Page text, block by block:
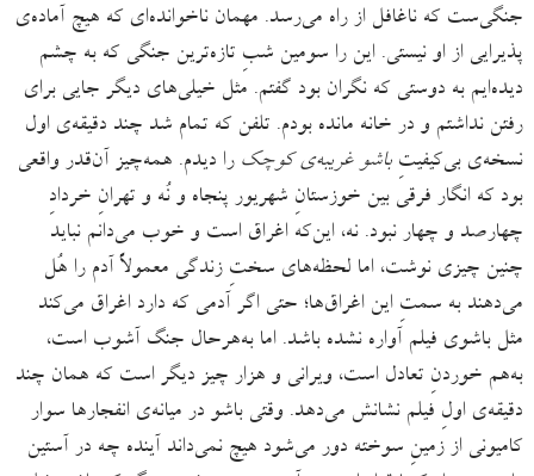
جنگی‌ست که ناغافل از راه می‌رسد. مهمان ناخوانده‌ای که هیچ آماده‌ی
پذیرایی از او نیستی. این را سومین شبِ تازه‌ترین جنگی که به چشم
دیده‌ایم به دوستی که نگران بود گفتم. مثل خیلی‌های دیگر جایی برای
رفتن نداشتم و در خانه مانده بودم. تلفن که تمام شد چند دقیقه‌ی اول
نسخه‌ی بی‌کیفیتِ باشو غریبه‌ی کوچک را دیدم. همه‌چیز آن‌قدر واقعی
بود که انگار فرقی بین خوزستانِ شهریور پنجاه و نُه و تهرانِ خردادِ
چهارصد و چهار نبود. نه، این‌که اغراق است و خوب می‌دانم نباید
چنین چیزی نوشت، اما لحظه‌های سختِ زندگی معمولاً آدم را هُل
می‌دهند به سمتِ این اغراق‌ها؛ حتی اگر آدمی که دارد اغراق می‌کند
مثل باشوی فیلم آواره نشده باشد. اما به‌هرحال جنگ آشوب است،
به‌هم خوردنِ تعادل است، ویرانی و هزار چیز دیگر است که همان چند
دقیقه‌ی اولِ فیلم نشانش می‌دهد. وقتی باشو در میانه‌ی انفجارها سوار
کامیونی از زمینِ سوخته دور می‌شود هیچ نمی‌داند آینده چه در آستین